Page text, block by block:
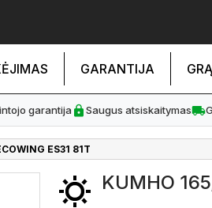
GARANTIJA
garantija Saugus atsiskaitymas
ES31 81T
KUMHO